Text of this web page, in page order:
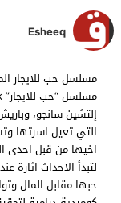
Esheeq
إلتشين سانجو،
التي تعيل اسرتها
اخيها من قبل احدى
لتبدأ الاحداث
حبها مقابل المال